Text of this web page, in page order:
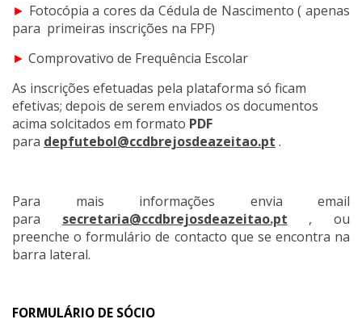
► Fotocópia a cores da Cédula de Nascimento ( apenas
para primeiras inscrições na FPF)
► Comprovativo de Frequência Escolar
As inscrições efetuadas pela plataforma só ficam
efetivas; depois de serem enviados os documentos
acima solcitados em formato PDF
para depfutebol@ccdbrejosdeazeitao.pt .
Para mais informações envia email
para secretaria@ccdbrejosdeazeitao.pt , ou
preenche o formulário de contacto que se encontra na
barra lateral.
FORMULÁRIO DE SÓCIO